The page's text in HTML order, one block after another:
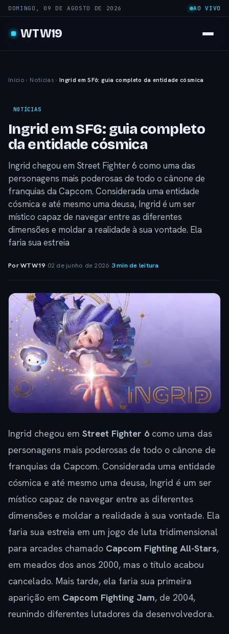
DOMINGO, 09 DE AGOSTO DE 2026 AO VIVO
WTW19
Início › Notícias › Ingrid em SF6: guia completo da entidade cósmica
NOTÍCIAS
Ingrid em SF6: guia completo
da entidade cósmica
Ingrid chegou em Street Fighter 6 como uma das
personagens mais poderosas de todo o cânone de
franquias da Capcom. Considerada uma entidade
cósmica e até mesmo uma deusa, Ingrid é um ser
místico capaz de navegar entre as diferentes
dimensões e moldar a realidade à sua vontade. Ela
faria sua estreia
Por WTW19· 02 de junho de 2026·3 min de leitura
Ingrid chegou em Street Fighter 6como uma das
personagens mais poderosas de todo o cânone de
franquias da Capcom. Considerada uma entidade
cósmica e até mesmo uma deusa, Ingrid é um ser
místico capaz de navegar entre as diferentes
dimensões e moldar a realidade à sua vontade. Ela
faria sua estreia em um jogo de luta tridimensional
para arcades chamado Capcom Fighting All-Stars,
em meados dos anos 2000, mas o título acabou
cancelado. Mais tarde, ela faria sua primeira
aparição em Capcom Fighting Jam, de 2004,
reunindo diferentes lutadores da desenvolvedora.